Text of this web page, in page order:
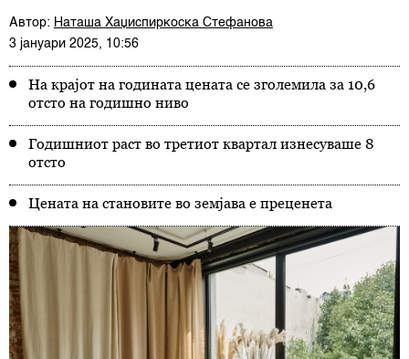
Автор: Наташа Хаџиспиркоска Стефанова
3 јануари 2025, 10:56
На крајот на годината цената се зголемила за 10,6
отсто на годишно ниво
Годишниот раст во третиот квартал изнесуваше 8
отсто
Цената на становите во земјава е преценета